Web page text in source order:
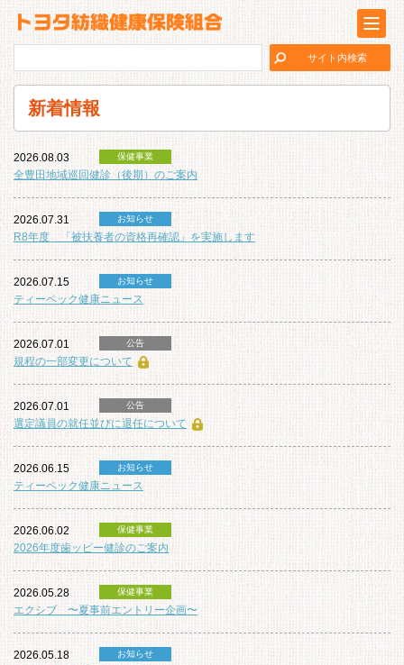
新着情報
2026.08.03 保健事業
全豊田地域巡回健診（後期）のご案内
2026.07.31 お知らせ
R8年度 「被扶養者の資格再確認」を実施します
2026.07.15 お知らせ
ティーペック健康ニュース
2026.07.01 公告
規程の一部変更について
2026.07.01 公告
選定議員の就任並びに退任について
2026.06.15 お知らせ
ティーペック健康ニュース
2026.06.02 保健事業
2026年度歯ッピー健診のご案内
2026.05.28 保健事業
エクシブ 〜夏事前エントリー企画〜
2026.05.18 お知らせ